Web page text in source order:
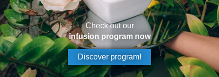
Check out our
infusion program now
Discover program!